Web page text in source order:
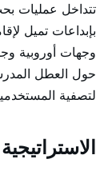
تتداخل عمليات
بإبداعات تميل
وجهات أوروبية
لتصفية